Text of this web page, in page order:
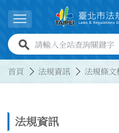
展開選單
全站查詢關鍵字欄位
首頁 法規資訊 法規條文
法規資訊